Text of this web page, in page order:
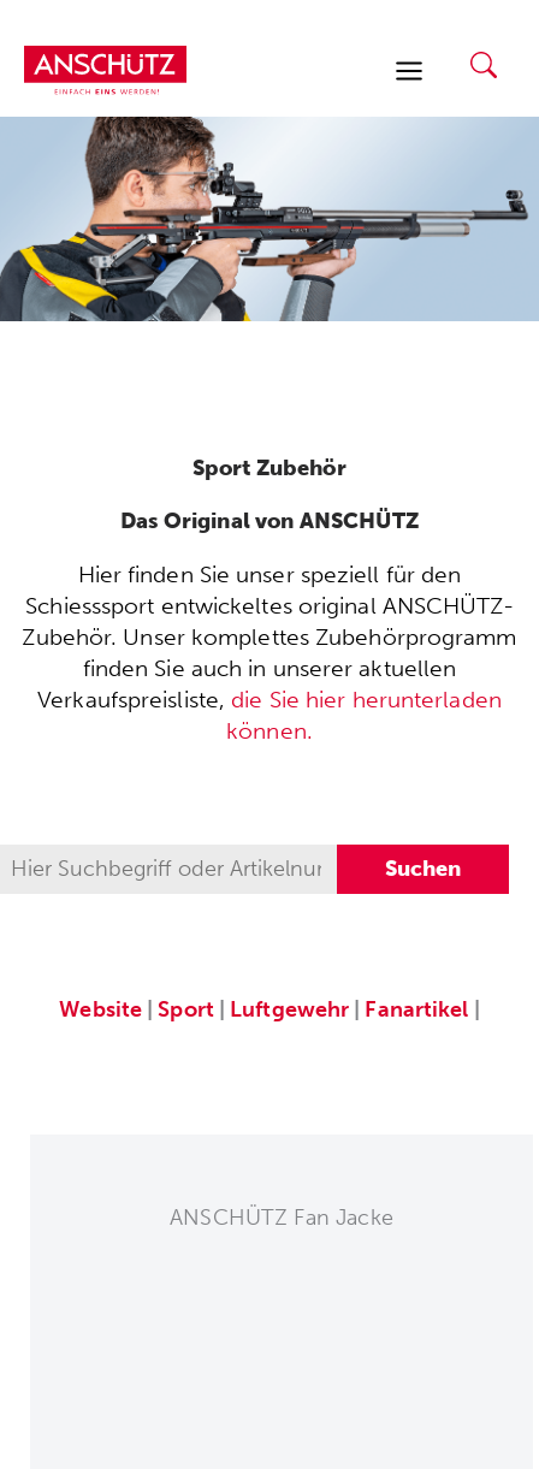
Inhalt
springen
Sport Zubehör
Das Original von ANSCHÜTZ
Hier finden Sie unser speziell für den
Schiesssport entwickeltes original ANSCHÜTZ-
Zubehör. Unser komplettes Zubehörprogramm
finden Sie auch in unserer aktuellen
Verkaufspreisliste, die Sie hier herunterladen
können.
Website |Sport| Luftgewehr Fanartikel
ANSCHÜTZ Fan Jacke